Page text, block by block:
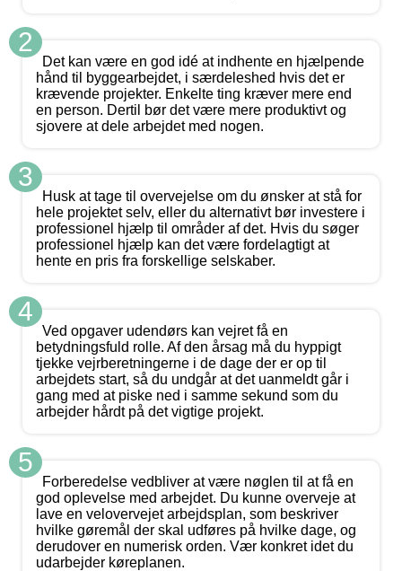
2
Det kan være en god idé at indhente en hjælpende
hånd til byggearbejdet, i særdeleshed hvis det er
krævende projekter. Enkelte ting kræver mere end
en person. Dertil bør det være mere produktivt og
sjovere at dele arbejdet med nogen.
3
Husk at tage til overvejelse om du ønsker at stå for
hele projektet selv, eller du alternativt bør investere i
professionel hjælp til områder af det. Hvis du søger
professionel hjælp kan det være fordelagtigt at
hente en pris fra forskellige selskaber.
4
Ved opgaver udendørs kan vejret få en
betydningsfuld rolle. Af den årsag må du hyppigt
tjekke vejrberetningerne i de dage der er op til
arbejdets start, så du undgår at det uanmeldt går i
gang med at piske ned i samme sekund som du
arbejder hårdt på det vigtige projekt.
5
Forberedelse vedbliver at være nøglen til at få en
god oplevelse med arbejdet. Du kunne overveje at
lave en velovervejet arbejdsplan, som beskriver
hvilke gøremål der skal udføres på hvilke dage, og
derudover en numerisk orden. Vær konkret idet du
udarbejder køreplanen.